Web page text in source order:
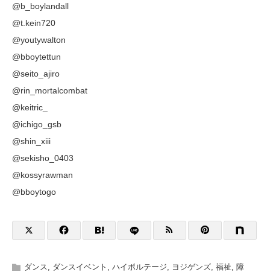
@b_boylandall
@t.kein720
@youtywalton
@bboytettun
@seito_ajiro
@rin_mortalcombat
@keitric_
@ichigo_gsb
@shin_xiii
@sekisho_0403
@kossyrawman
@bboytogo
ダンス ダンスイベント ハイボルテージ ヨジゲンズ 福祉
障